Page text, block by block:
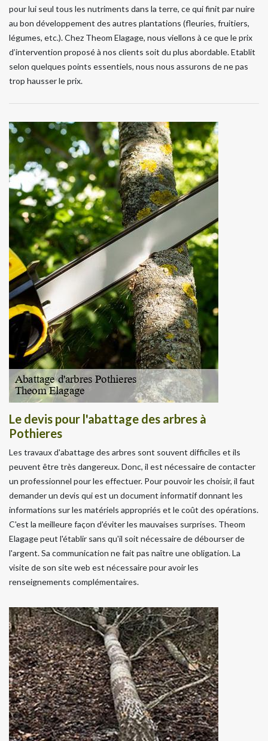
pour lui seul tous les nutriments dans la terre, ce qui finit par nuire
au bon développement des autres plantations (fleuries, fruitiers,
légumes, etc.). Chez Theom Elagage, nous viellons à ce que le prix
d’intervention proposé à nos clients soit du plus abordable. Etablit
selon quelques points essentiels, nous nous assurons de ne pas
trop hausser le prix.
Le devis pour l'abattage des arbres à
Pothieres
Les travaux d'abattage des arbres sont souvent difficiles et ils
peuvent être très dangereux. Donc, il est nécessaire de contacter
un professionnel pour les effectuer. Pour pouvoir les choisir, il faut
demander un devis qui est un document informatif donnant les
informations sur les matériels appropriés et le coût des opérations.
C'est la meilleure façon d'éviter les mauvaises surprises. Theom
Elagage peut l'établir sans qu'il soit nécessaire de débourser de
l'argent. Sa communication ne fait pas naître une obligation. La
visite de son site web est nécessaire pour avoir les
renseignements complémentaires.